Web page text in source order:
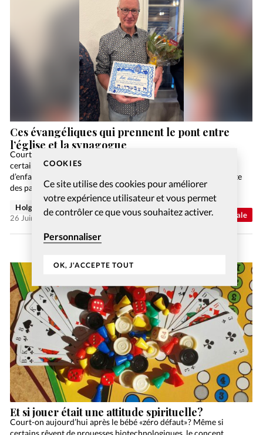
COOKIES
Ce site utilise des cookies pour améliorer
votre expérience utilisateur et vous permet
de contrôler ce que vous souhaitez activer.
Personnaliser
OK, J'ACCEPTE TOUT
Actualité internationale
Ces évangéliques qui prennent le pont entre
l’église et la synagogue
Court-on aujourd’hui après le bébé «zéro défaut» ? Même si
certains rêvent de prouesses biotechnologiques, le concept
d’enfant parfait ne me paraît pas pertinent pour décrire l’attente
des parents du 21e siècle. En effet, les parents…
Holger Wetjen
26 Juin 2026
Abonnés
Et si jouer était une attitude spirituelle?
Court-on aujourd’hui après le bébé «zéro défaut» ? Même si
certains rêvent de prouesses biotechnologiques, le concept